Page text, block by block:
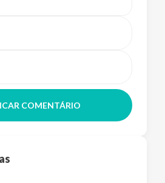
COMENTÁRIO